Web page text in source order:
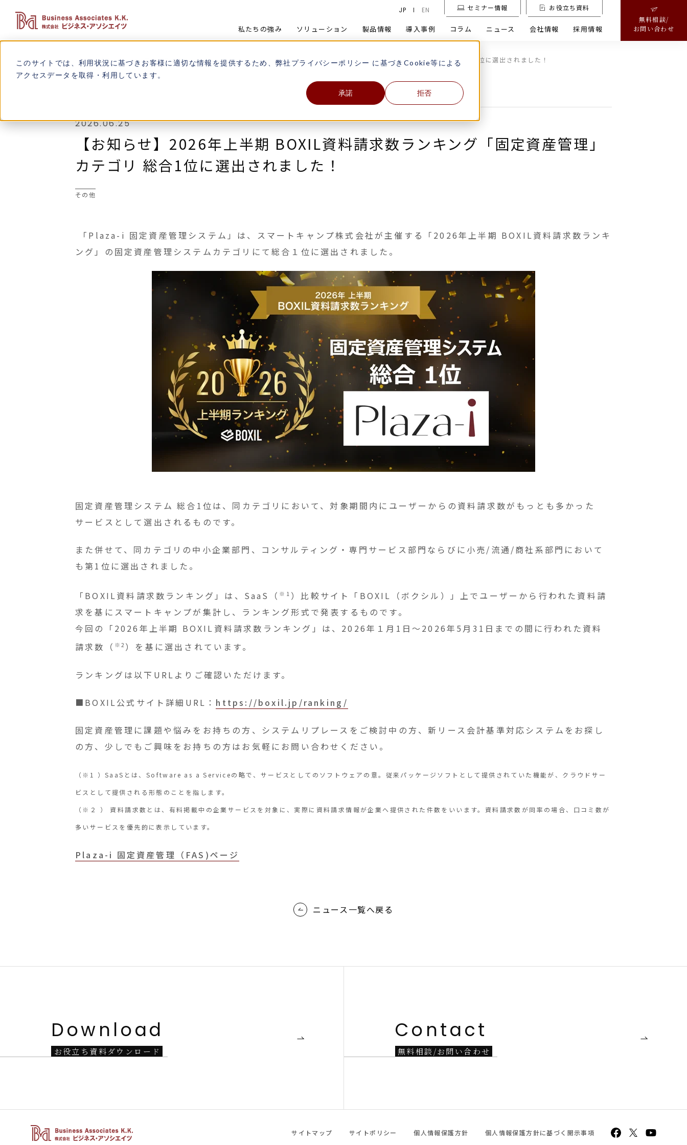
このサイトでは、利用状況に基づきお客様に適切な情報を提供するため、弊社 プライバシーポリシー に基づきCookie等による
アクセスデータを取得・利用しています。
承諾 拒否
JP EN セミナー情報 お役立ち資料
私たちの強み ソリューション 製品情報 導入事例 コラム ニュース 会社情報 採用情報
無料相談/
お問い合わせ
トップページ ニュース 【お知らせ】2026年上半期 BOXIL資料請求数ランキング「固定資産管理」カテゴリ 総合1位に選出されました！
2026.06.25
【お知らせ】2026年上半期 BOXIL資料請求数ランキング「固定資産管理」
カテゴリ 総合1位に選出されました！
その他
「Plaza-i 固定資産管理システム」は、スマートキャンプ株式会社が主催する「2026年上半期 BOXIL資料請求数ランキ
ング」の固定資産管理システムカテゴリにて総合１位に選出されました。
固定資産管理システム 総合1位は、同カテゴリにおいて、対象期間内にユーザーからの資料請求数がもっとも多かった
サービスとして選出されるものです。
また併せて、同カテゴリの 中小企業部門 、コンサルティング・専門サービス部門ならびに小売/流通/商社系部門において
も第1位に選出されました。
「BOXIL資料請求数ランキング」は、SaaS（ ※1 ）比較サイト「BOXIL（ボクシル）」上でユーザーから行われた資料請
求を基にスマートキャンプが集計し、ランキング形式で発表するものです。
今回の「2026年上半期 BOXIL資料請求数ランキング」は、2026年１月1日 〜2026年5月31日までの間に行われた資料
請求数（ ※2）を基に選出されています。
ランキングは以下URLよりご確認いただけます。
■BOXIL公式サイト詳細URL： https://boxil.jp/ranking/
固定資産管理に課題や悩みをお持ちの方、システムリプレースをご検討中の方、新リース会計基準対応システムをお探し
の方、少しでもご興味をお持ちの方はお気軽にお問い合わせください。
（※1 ）SaaSとは、Software as a Serviceの略で、サービスとしてのソフトウェアの意。従来パッケージソフトとして提供されていた機能が、クラウドサー
ビスとして提供される形態のことを指します。
（※２ ） 資料請求数とは、有料掲載中の企業サービスを対象に、実際に資料請求情報が企業へ提供された件数をいいます。資料請求数が同率の場合、口コミ数が
多いサービスを優先的に表示しています。
Plaza-i 固定資産管理（FAS)ページ
ニュース一覧へ戻る
Download
お役立 ち 資料ダウ ン ロ ー ド
Contact
無料相談 /お問い合 わせ
サイトマップ サイトポリシー 個人情報保護方針 個人情報保護方針に基づく開示事項